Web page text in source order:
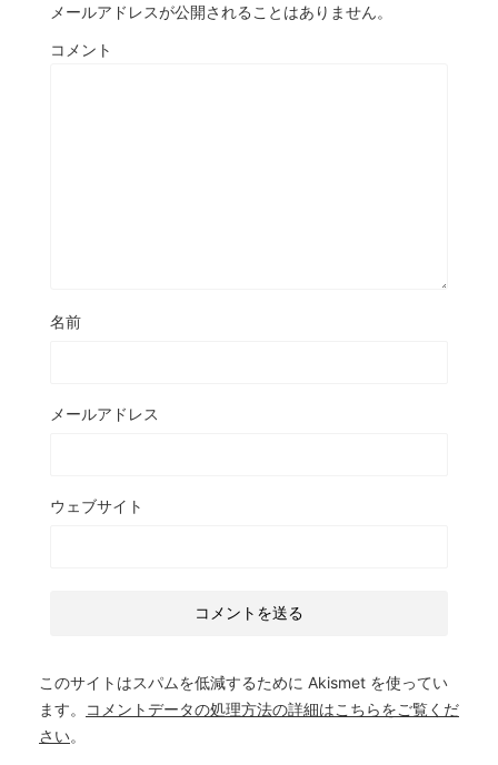
メールアドレスが公開されることはありません。
コメント
名前
メールアドレス
ウェブサイト
このサイトはスパムを低減するために Akismet を使ってい
ます。
コメントデータの処理方法の詳細はこちらをご覧くだ
さい。